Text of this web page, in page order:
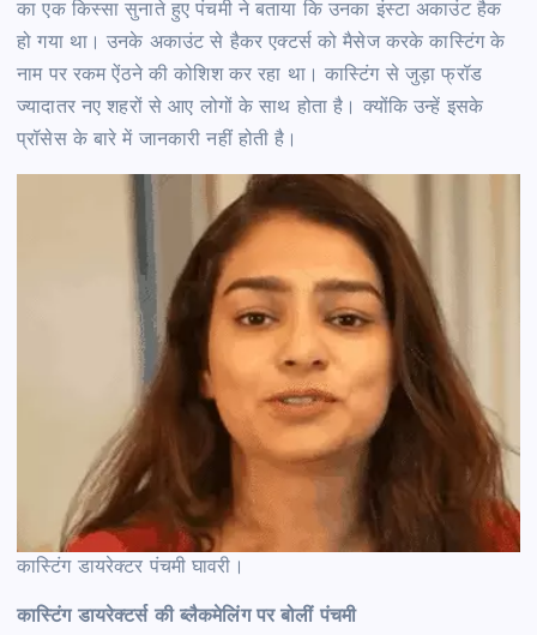
का एक किस्सा सुनाते हुए पंचमी ने बताया कि उनका इंस्टा अकाउंट हैक
हो गया था। उनके अकाउंट से हैकर एक्टर्स को मैसेज करके कास्टिंग के
नाम पर रकम ऐंठने की कोशिश कर रहा था। कास्टिंग से जुड़ा फ्रॉड
ज्यादातर नए शहरों से आए लोगों के साथ होता है। क्योंकि उन्हें इसके
प्रॉसेस के बारे में जानकारी नहीं होती है।
कास्टिंग डायरेक्टर पंचमी घावरी।
कास्टिंग डायरेक्टर्स की ब्लैकमेलिंग पर बोलीं पंचमी